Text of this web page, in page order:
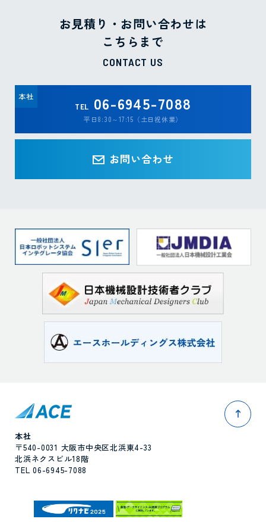
お見積り・お問い合わせは
こちらまで
CONTACT US
本社
TEL 06-6945-7088
平日8:30～17:15（土日祝休業）
お問い合わせ
本社
〒540-0031 大阪市中央区北浜東4-33
北浜ネクスビル18階
TEL 06-6945-7088